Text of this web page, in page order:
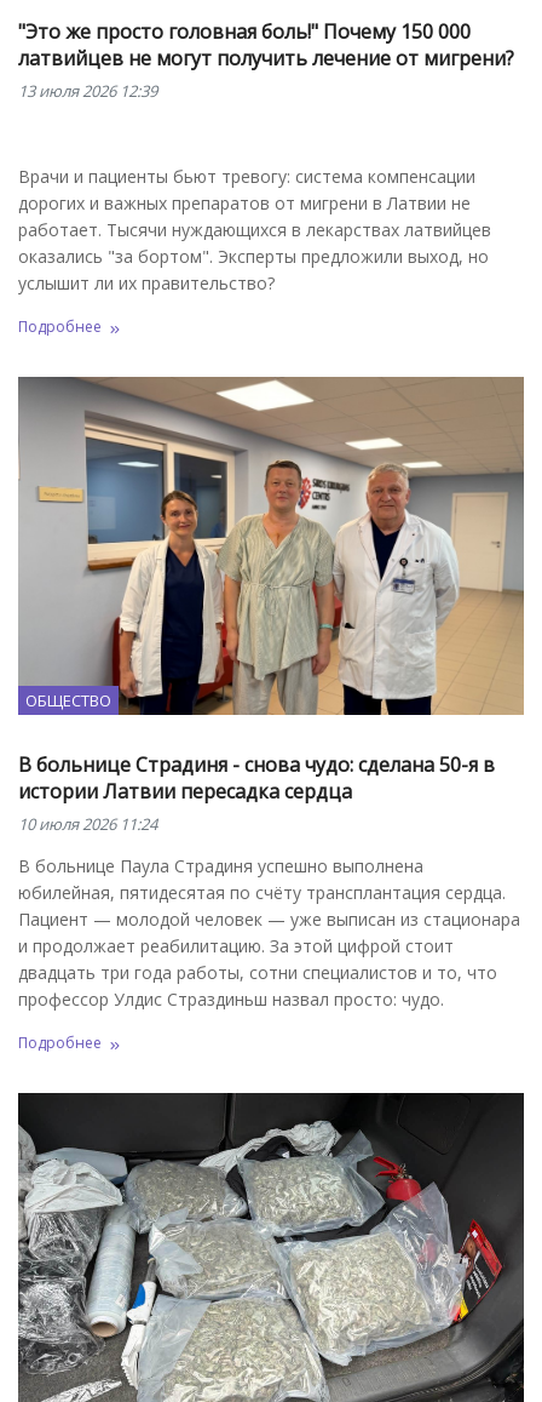
"Это же просто головная боль!" Почему 150 000
латвийцев не могут получить лечение от мигрени?
13 июля 2026 12:39
Врачи и пациенты бьют тревогу: система компенсации
дорогих и важных препаратов от мигрени в Латвии не
работает. Тысячи нуждающихся в лекарствах латвийцев
оказались "за бортом". Эксперты предложили выход, но
услышит ли их правительство?
Подробнее
ОБЩЕСТВО
В больнице Страдиня - снова чудо: сделана 50-я в
истории Латвии пересадка сердца
10 июля 2026 11:24
В больнице Паула Страдиня успешно выполнена
юбилейная, пятидесятая по счёту трансплантация сердца.
Пациент — молодой человек — уже выписан из стационара
и продолжает реабилитацию. За этой цифрой стоит
двадцать три года работы, сотни специалистов и то, что
профессор Улдис Страздиньш назвал просто: чудо.
Подробнее